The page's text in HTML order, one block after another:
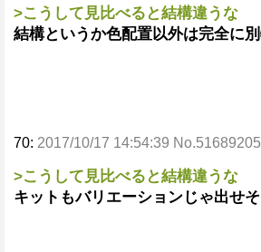
>こうして見比べると結構違うな
結構というか色配置以外は完全に
70: 2017/10/17 14:54:39
>こうして見比べると結構違うな
キットもバリエーションじゃ出せ